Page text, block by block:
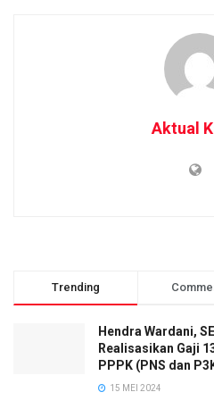
Aktual
Trending
Hendra Wardani,
Realisasikan Gaji
PPPK (PNS dan
15 MEI 2024